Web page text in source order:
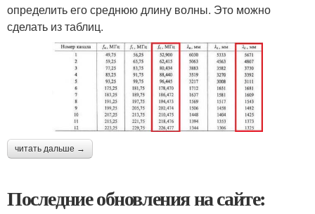
определить его среднюю длину волны. Это можно
сделать из таблиц.
читать дальше →
Последние обновления на сайте: